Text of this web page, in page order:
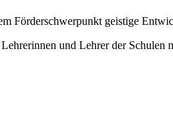
Förderschwerpunkt geistige
und Lehrer der